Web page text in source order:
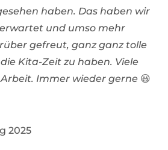
haben. Das haben wir
und umso mehr
gefreut, ganz ganz tolle
Kita-Zeit zu haben. Viele
Immer wieder gerne 😃
2025